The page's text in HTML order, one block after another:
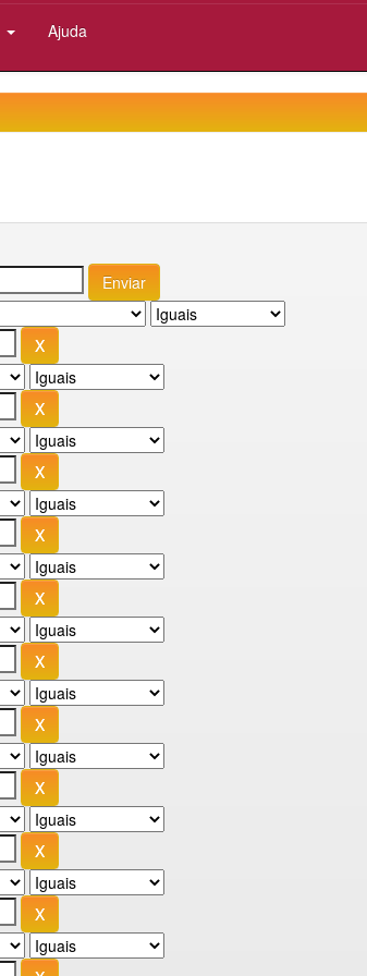
Ajuda